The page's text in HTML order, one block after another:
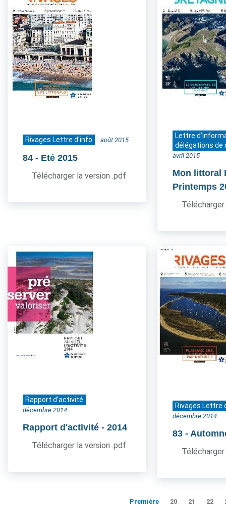
Rivages Lettre d'info août 2015
84 - Eté 2015
Télécharger la version .pdf
Lettre
délégations de
avril 2015
Mon littoral
Printemps
Rapport d'activité
décembre 2014
Rapport d'activité - 2014
Télécharger la version .pdf
Rivages Lettre
décembre 2014
83 -
Première 20 21 22